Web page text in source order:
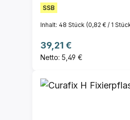
SSB
Inhalt: 48 Stück (0,82 € / 1
Regulärer Preis:
39,21 €
Netto: 5,49 €